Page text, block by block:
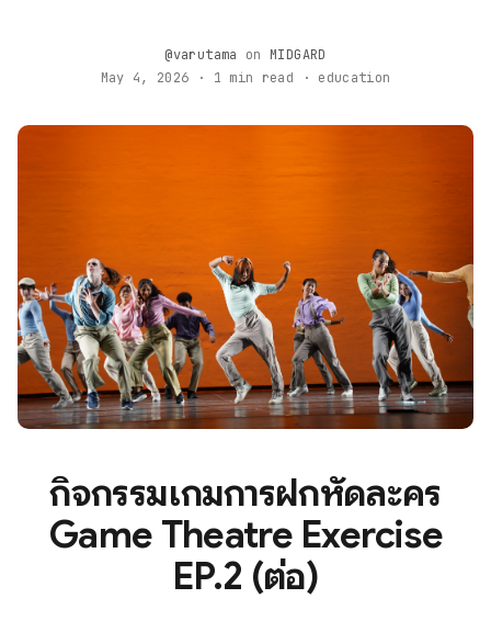
@varutama on MIDGARD
May 4, 2026 · 1 min read · education
กิจกรรมเกมการฝึกหัดละคร
Game Theatre Exercise
EP.2 (ต่อ)